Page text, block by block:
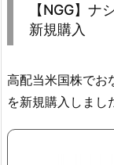
【NGG】ナ
新規購入
高配当米国株でお
を新規購入しまし